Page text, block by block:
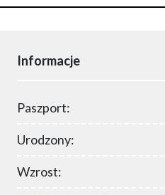
Informacje
Paszport:
Urodzony:
Wzrost: